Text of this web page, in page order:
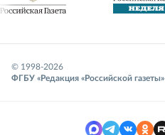
© 1998-2026
ФГБУ «Редакция «Российской газеты»